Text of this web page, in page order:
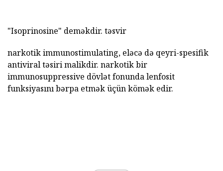
"Isoprinosine" deməkdir. təsvir
narkotik immunostimulating, eləcə də qeyri-spesifik
antiviral təsiri malikdir. narkotik bir
immunosuppressive dövlət fonunda lenfosit
funksiyasını bərpa etmək üçün kömək edir.